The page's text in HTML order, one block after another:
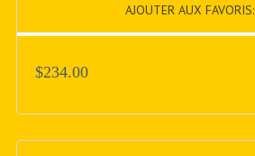
AJOUTER AUX FAVORIS:
$234.00